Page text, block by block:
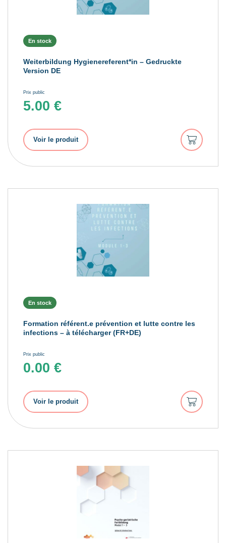
En stock
Weiterbildung Hygienereferent*in – Gedruckte
Version DE
Prix public
5.00 €
Voir le produit
Ajouter
au
panier
En stock
Formation référent.e prévention et lutte contre les
infections – à télécharger (FR+DE)
Prix public
0.00 €
Voir le produit
Ajouter
au
panier